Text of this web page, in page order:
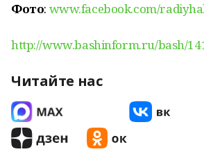
Фото: www.facebook.com/
http://www.bashinform.ru/bash/
Читайте нас